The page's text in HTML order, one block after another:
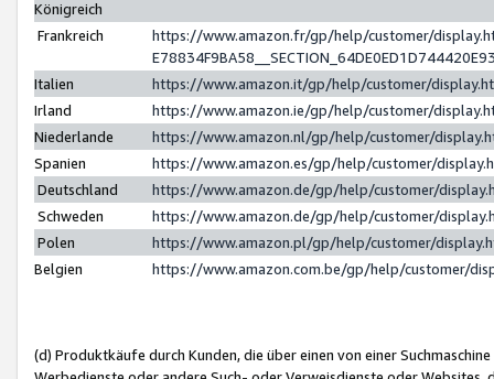
Königreich
Frankreich
https://www.amazon.fr/gp/help/customer/
Italien
https://www.amazon.it/gp/help/customer/
Irland
https://www.amazon.ie/gp/help/customer/
Niederlande
https://www.amazon.nl/gp/help/customer/
Spanien
https://www.amazon.es/gp/help/customer/
Deutschland
https://www.amazon.de/gp/help/customer/
Schweden
https://www.amazon.de/gp/help/customer/
Polen
https://www.amazon.pl/gp/help/customer/
Belgien
https://www.amazon.com.be/gp/help/customer/
(d) Produktkäufe durch Kunden, die über einen von einer